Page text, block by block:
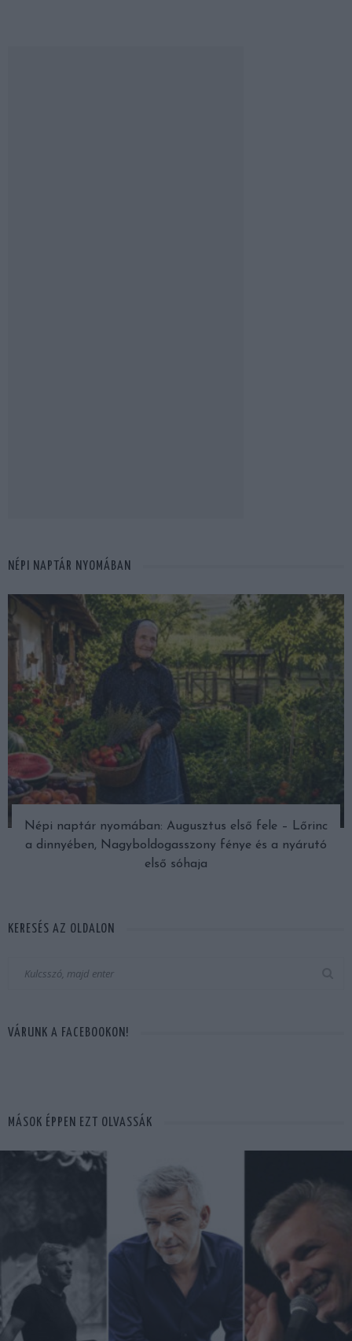
NÉPI NAPTÁR NYOMÁBAN
Népi naptár nyomában: Augusztus első fele – Lőrinc
a dinnyében, Nagyboldogasszony fénye és a nyárutó
első sóhaja
KERESÉS AZ OLDALON
VÁRUNK A FACEBOOKON!
MÁSOK ÉPPEN EZT OLVASSÁK